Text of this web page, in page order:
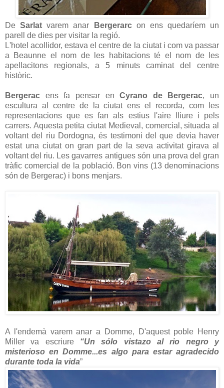
DeSarlat varem anar Bergerarcon ens quedaríem un
parell de dies per visitar la regió.
L'hotel acollidor, estava el centre de la ciutat i com va passar
a Beaunne el nom de les habitacions té el nom de les
apellacitons regionals, a 5 minuts caminat del centre
històric.
Bergerac ens fa pensar enCyrano de Bergerac, un
escultura al centre de la ciutat ens el recorda, com les
representacions que es fan als estius l'aire lliure i pels
carrers. Aquesta petita ciutat Medieval, comercial, situada al
voltant del riu Dordogna, és testimoni del que devia haver
estat una ciutat on gran part de la seva activitat girava al
voltant del riu. Les gavarres antigues són una prova del gran
tràfic comercial de la població. Bon vins (13 denominacions
són de Bergerac) i bons menjars.
A l'endemà varem anar a Domme, D'aquest poble Henry
Miller va escriure “Un sólo vistazo al rio negro y
misterioso en Domme...es algo para estar agradecido
durante toda la vida”